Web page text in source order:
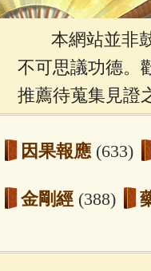
本網站並非鼓
不可思議功德。
推薦待蒐集見證
因果報應 (633)
金剛經 (388)
地藏經(225)